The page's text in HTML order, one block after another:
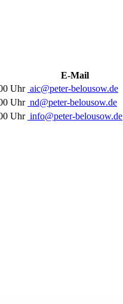
E-Mail
Uhr aic@peter-belousow.de
Uhr nd@peter-belousow.de
Uhr info@peter-belousow.de